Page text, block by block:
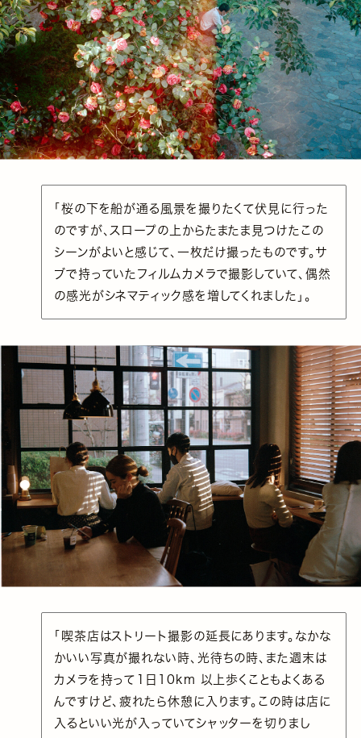
「桜の下を船が通る風景を撮りたくて伏見に行った
のですが、スロープの上からたまたま見つけたこの
シーンがよいと感じて、一枚だけ撮ったものです。サ
ブで持っていたフィルムカメラで撮影していて、偶然
の感光がシネマティック感を増してくれました」。
「喫茶店はストリート撮影の延長にあります。なかな
かいい写真が撮れない時、光待ちの時、また週末は
カメラを持って１日10km 以上歩くこともよくある
んですけど、疲れたら休憩に入ります。この時は店に
入るといい光が入っていてシャッターを切りまし